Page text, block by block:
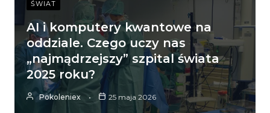
ŚWIAT
AI i komputery kwantowe na
oddziale. Czego uczy nas
„najmądrzejszy” szpital świata
2025 roku?
Pokoleniex 25 maja 2026